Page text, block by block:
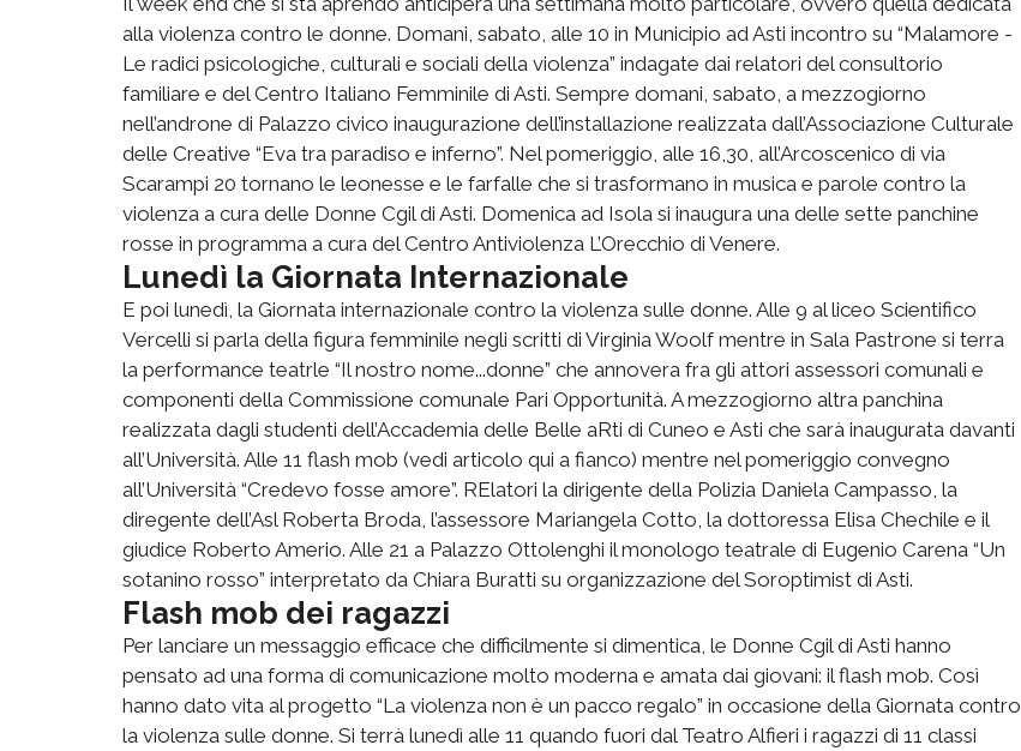
alla violenza contro le donne. Domani, sabato, alle 10 in Municipio ad Asti incontro su “Malamore -
Le radici psicologiche, culturali e sociali della violenza” indagate dai relatori del consultorio
familiare e del Centro Italiano Femminile di Asti. Sempre domani, sabato, a mezzogiorno
nell’androne di Palazzo civico inaugurazione dell’installazione realizzata dall’Associazione Culturale
delle Creative “Eva tra paradiso e inferno”. Nel pomeriggio, alle 16,30, all’Arcoscenico di via
Scarampi 20 tornano le leonesse e le farfalle che si trasformano in musica e parole contro la
violenza a cura delle Donne Cgil di Asti. Domenica ad Isola si inaugura una delle sette panchine
rosse in programma a cura del Centro Antiviolenza L’Orecchio di Venere.
Lunedì la Giornata Internazionale
E poi lunedì, la Giornata internazionale contro la violenza sulle donne. Alle 9 al liceo Scientifico
Vercelli si parla della figura femminile negli scritti di Virginia Woolf mentre in Sala Pastrone si terra
la performance teatrle “Il nostro nome...donne” che annovera fra gli attori assessori comunali e
componenti della Commissione comunale Pari Opportunità. A mezzogiorno altra panchina
realizzata dagli studenti dell’Accademia delle Belle aRti di Cuneo e Asti che sarà inaugurata davanti
all’Università. Alle 11 flash mob (vedi articolo qui a fianco) mentre nel pomeriggio convegno
all’Università “Credevo fosse amore”. RElatori la dirigente della Polizia Daniela Campasso, la
diregente dell’Asl Roberta Broda, l’assessore Mariangela Cotto, la dottoressa Elisa Chechile e il
giudice Roberto Amerio. Alle 21 a Palazzo Ottolenghi il monologo teatrale di Eugenio Carena “Un
sotanino rosso” interpretato da Chiara Buratti su organizzazione del Soroptimist di Asti.
Flash mob dei ragazzi
Per lanciare un messaggio efficace che difficilmente si dimentica, le Donne Cgil di Asti hanno
pensato ad una forma di comunicazione molto moderna e amata dai giovani: il flash mob. Così
hanno dato vita al progetto “La violenza non è un pacco regalo” in occasione della Giornata contro
la violenza sulle donne. Si terrà lunedì alle 11 quando fuori dal Teatro Alfieri i ragazzi di 11 classi